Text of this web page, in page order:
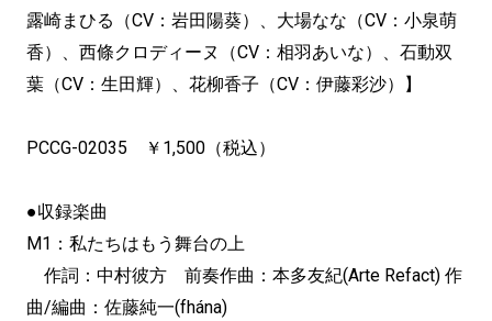
露崎まひる（CV：岩田陽葵）、大場なな（CV：小泉萌
香）、西條クロディーヌ（CV：相羽あいな）、石動双
葉（CV：生田輝）、花柳香子（CV：伊藤彩沙）】
PCCG-02035 ￥1,500（税込）
●収録楽曲
M1：私たちはもう舞台の上
作詞：中村彼方 前奏作曲：本多友紀(Arte Refact) 作
曲/編曲：佐藤純一(fhána)